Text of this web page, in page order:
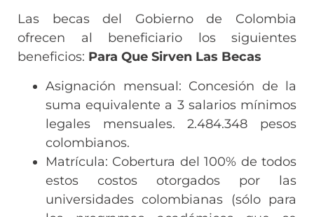
Las becas del Gobierno de Colombia
ofrecen al beneficiario los siguientes
beneficios: Para Que Sirven Las Becas
Asignación mensual: Concesión de la
suma equivalente a 3 salarios mínimos
legales mensuales. 2.484.348 pesos
colombianos.
Matrícula: Cobertura del 100% de todos
estos costos otorgados por las
universidades colombianas (sólo para